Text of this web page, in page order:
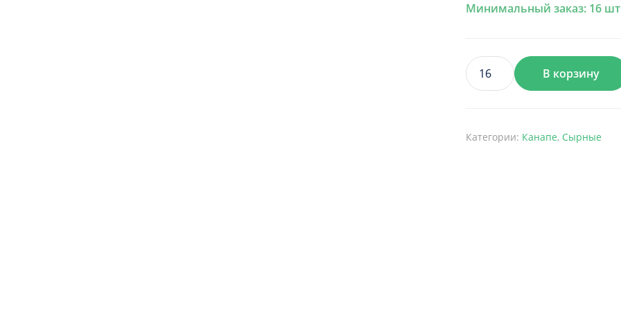
Минимальный заказ: 16
Количество
З
СИРОМ,
В корзину
Категории: Канапе, Сырные